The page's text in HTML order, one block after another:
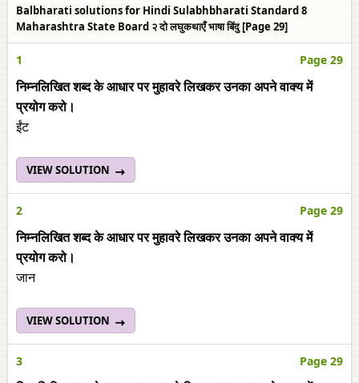
Balbharati solutions for Hindi Sulabhbharati Standard 8
Maharashtra State Board २ दो लघुकथाएँ भाषा बिंदु [Page 29]
1 Page 29
निम्‍नलिखित शब्द के आधार पर मुहावरे लिखकर उनका अपने वाक्‍य में
प्रयोग करो।
ईंट
VIEW SOLUTION
2 Page 29
निम्‍नलिखित शब्द के आधार पर मुहावरे लिखकर उनका अपने वाक्‍य में
प्रयोग करो।
जान
VIEW SOLUTION
3 Page 29